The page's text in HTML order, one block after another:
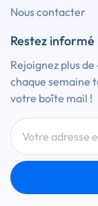
Nous contacter
Restez informé
Rejoignez plus
chaque semaine
votre boîte mail !